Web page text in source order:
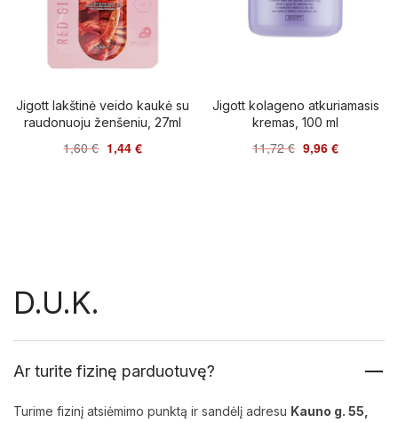
Jigott lakštinė veido kaukė su
raudonuoju ženšeniu, 27ml
1,60€ 1,44 €
Jigott kolageno atkuriamasis
kremas, 100 ml
11,72€ 9,96 €
D.U.K.
Ar turite fizinę parduotuvę?
Turime fizinį atsiėmimo punktą ir sandėlį adresu Kauno g. 55,